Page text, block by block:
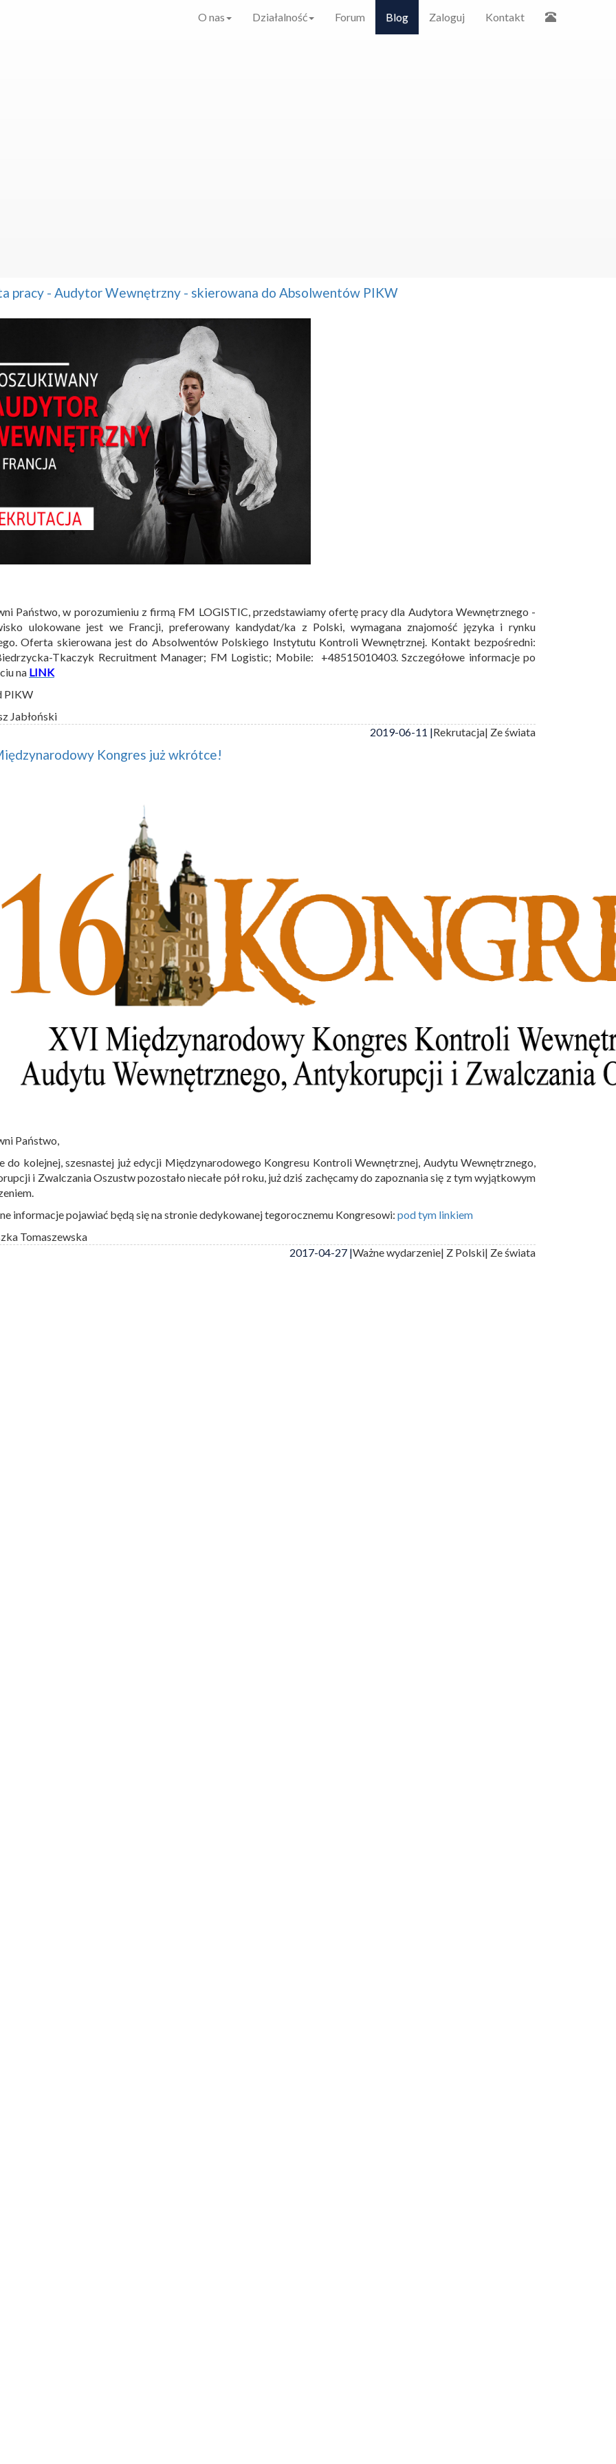
O nas Działalność Forum Blog Zaloguj Kontakt
pracy - Audytor Wewnętrzny - skierowana do Absolwentów PIKW
Państwo, w porozumieniu z firmą FM LOGISTIC, przedstawiamy ofertę pracy dla Audytora Wewnętrznego -
ulokowane jest we Francji, preferowany kandydat/ka z Polski, wymagana znajomość języka i rynku
Oferta skierowana jest do Absolwentów Polskiego Instytutu Kontroli Wewnętrznej. Kontakt bezpośredni:
Tkaczyk Recruitment Manager; FM Logistic; Mobile: +48515010403. Szczegółowe informacje po
na LINK
PIKW
Jabłoński
2019-06-11 |Rekrutacja| Ze świata
Kongres już wkrótce!
Państwo,
do kolejnej, szesnastej już edycji Międzynarodowego Kongresu Kontroli Wewnętrznej, Audytu Wewnętrznego,
i Zwalczania Oszustw pozostało niecałe pół roku, już dziś zachęcamy do zapoznania się z tym wyjątkowym
informacje pojawiać będą się na stronie dedykowanej tegorocznemu Kongresowi: pod tym linkiem
Tomaszewska
2017-04-27 |Ważne wydarzenie| Z Polski| Ze świata